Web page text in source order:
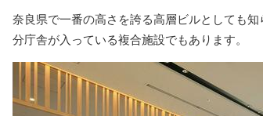
奈良県で一番の高さを誇る高層ビルとしても
分庁舎が入っている複合施設でもあります。